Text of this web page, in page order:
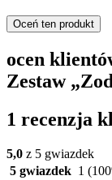
Oceń ten produkt
ocen
Zestaw
1 recenzja
5,0 z 5 gwiazdek
5 gwiazdek 1